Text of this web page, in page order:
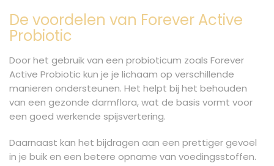
De voordelen van Forever Active
Probiotic
Door het gebruik van een probioticum zoals Forever
Active Probiotic kun je je lichaam op verschillende
manieren ondersteunen. Het helpt bij het behouden
van een gezonde darmflora, wat de basis vormt voor
een goed werkende spijsvertering.
Daarnaast kan het bijdragen aan een prettiger gevoel
in je buik en een betere opname van voedingsstoffen.